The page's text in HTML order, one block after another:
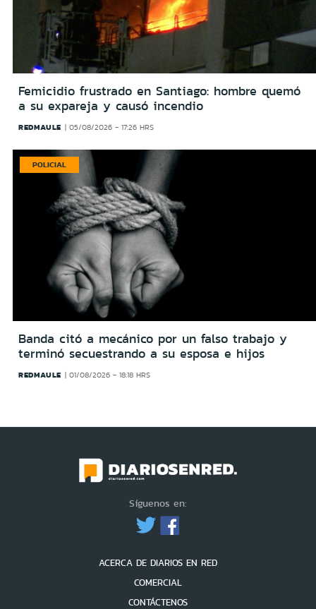
Femicidio frustrado en Santiago: hombre quemó
a su expareja y causó incendio
REDMAULE 05/08/2026 - 17:26 HRS
POLICIAL
Banda citó a mecánico por un falso trabajo y
terminó secuestrando a su esposa e hijos
REDMAULE 01/08/2026 - 18:18 HRS
Síguenos en:
ACERCA DE DIARIOS EN RED
COMERCIAL
CONTÁCTENOS